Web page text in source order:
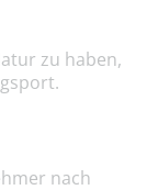
zu haben,
nach